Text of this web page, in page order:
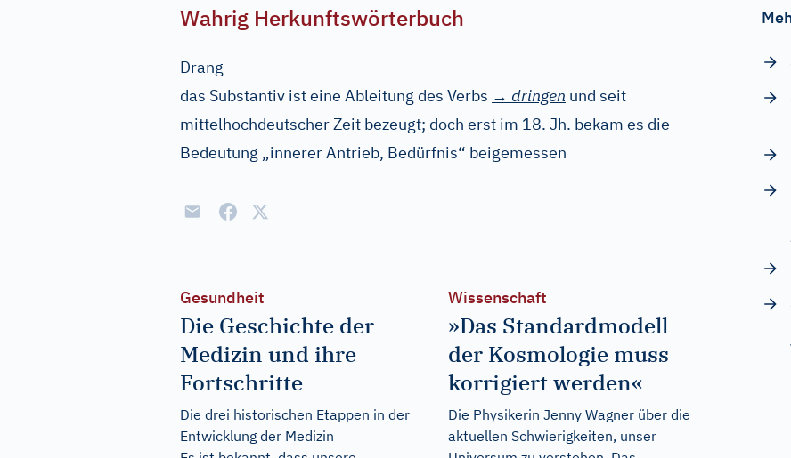
Wahrig Herkunftswörterbuch
Drang
das Substantiv ist eine Ableitung des Verbs → dringen und seit
mittelhochdeutscher Zeit bezeugt; doch erst im 18. Jh. bekam es die
Bedeutung „innerer Antrieb, Bedürfnis“ beigemessen
Gesundheit
Die Geschichte der
Medizin und ihre
Fortschritte
Die drei historischen Etappen in der
Entwicklung der Medizin
Wissenschaft
»Das Standardmodell
der Kosmologie muss
korrigiert werden«
Die Physikerin Jenny Wagner über die
aktuellen Schwierigkeiten, unser